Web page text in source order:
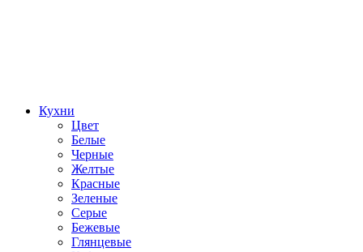
Кухни
Цвет
Белые
Черные
Желтые
Красные
Зеленые
Серые
Бежевые
Глянцевые